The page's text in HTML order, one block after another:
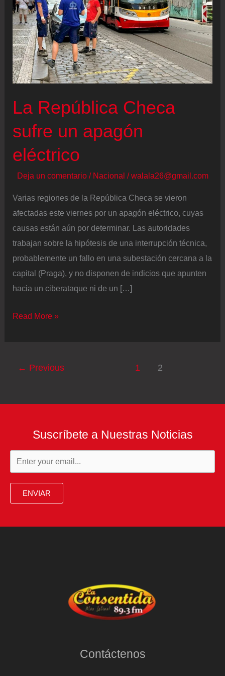
La República Checa
sufre un apagón
eléctrico
Deja un comentario / Nacional /walala26@gmail.com
Varias regiones de la República Checa se vieron
afectadas este viernes por un apagón eléctrico, cuyas
causas están aún por determinar. Las autoridades
trabajan sobre la hipótesis de una interrupción técnica,
probablemente un fallo en una subestación cercana a la
capital (Praga), y no disponen de indicios que apunten
hacia un ciberataque ni de un […]
La
eléctrico
Read More »
← Previous 1 2
Suscríbete a Nuestras Noticias
ENVIAR
Contáctenos